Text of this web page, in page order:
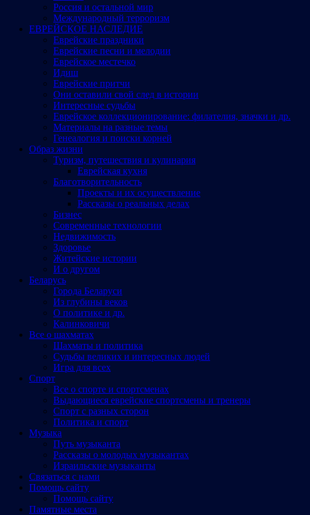
Россия и остальной мир
Международный терроризм
ЕВРЕЙСКОЕ НАСЛЕДИЕ
Еврейские праздники
Еврейские песни и мелодии
Еврейское местечко
Идиш
Еврейские притчи
Они оставили свой след в истории
Интересные судьбы
Еврейское коллекционирование: филателия, значки и др.
Материалы на разные темы
Генеалогия и поиски корней
Образ жизни
Туризм, путешествия и кулинария
Еврейская кухня
Благотворительность
Проекты и их осуществление
Рассказы о реальных делах
Бизнес
Современные технологии
Недвижимость
Здоровье
Житейские истории
И о другом
Беларусь
Города Беларуси
Из глубины веков
О политике и др.
Калинковичи
Все о шахматах
Шахматы и политика
Судьбы великих и интересных людей
Игра для всех
Спорт
Все о спорте и спортсменах
Выдающиеся еврейские спортсмены и тренеры
Спорт с разных сторон
Политика и спорт
Музыка
Путь музыканта
Рассказы о молодых музыкантах
Израильские музыканты
Cвязаться с нами
Помощь сайту
Помощь сайту
Памятные места